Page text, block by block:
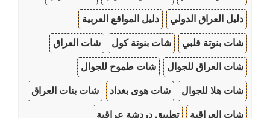
دليل العراق الدولي دليل المواقع العربية
شات بنوتة قلبي شات بنوتة كول شات العراق
شات العراق للجوال شات طموح للجوال
شات هلا للجوال شات هوى بغداد شات بنات العراق
شات العراقية تطبيق دردشة عراقية